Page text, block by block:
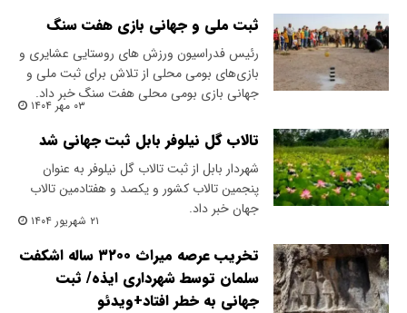
ثبت ملی و جهانی بازی هفت سنگ
رئیس فدراسیون ورزش های روستایی عشایری و
بازی‌های بومی محلی از تلاش برای ثبت ملی و
جهانی بازی بومی محلی هفت سنگ خبر داد.
۰۳ مهر ۱۴۰۴
تالاب گل نیلوفر بابل ثبت جهانی شد
شهردار بابل از ثبت تالاب گل نیلوفر به عنوان
پنجمین تالاب کشور و یکصد و هفتادمین تالاب
جهان خبر داد.
۲۱ شهریور ۱۴۰۴
تخریب عرصه میراث ۳۲۰۰ ساله اشکفت
سلمان توسط شهرداری ایذه/ ثبت
جهانی به خطر افتاد+ویدئو